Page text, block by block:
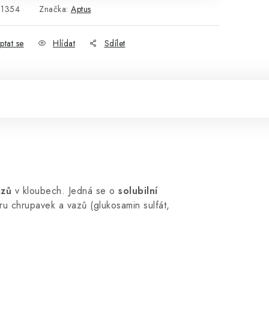
Značka: Aptus
se Hlídat Sdílet
v kloubech. Jedná se o solubilní
chrupavek a vazů (glukosamin sulfát,